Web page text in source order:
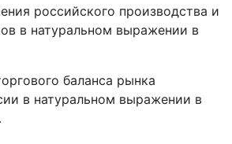
российского производства и
в натуральном выражении в
баланса рынка
в натуральном выражении в